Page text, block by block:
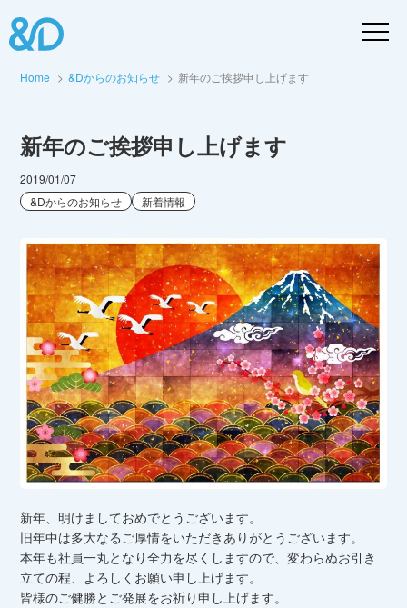
Home &Dからのお知らせ 新年のご挨拶申し上げます
新年のご挨拶申し上げます
2019/01/07
&Dからのお知らせ
新着情報
新年、明けましておめでとうございます。
旧年中は多大なるご厚情をいただきありがとうございます。
本年も社員一丸となり全力を尽くしますので、変わらぬお引き
立ての程、よろしくお願い申し上げます。
皆様のご健勝とご発展をお祈り申し上げます。